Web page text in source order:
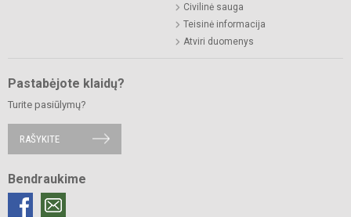
Civilinė sauga
Teisinė informacija
Atviri duomenys
Pastabėjote klaidų?
Turite pasiūlymų?
RAŠYKITE
Bendraukime